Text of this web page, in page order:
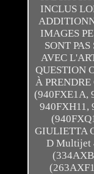
INCLUS
IMAGES
SONT
AVEC
QUESTION
À
(940FXE1A,
940FXH11,
GIULIETTA
D Multijet